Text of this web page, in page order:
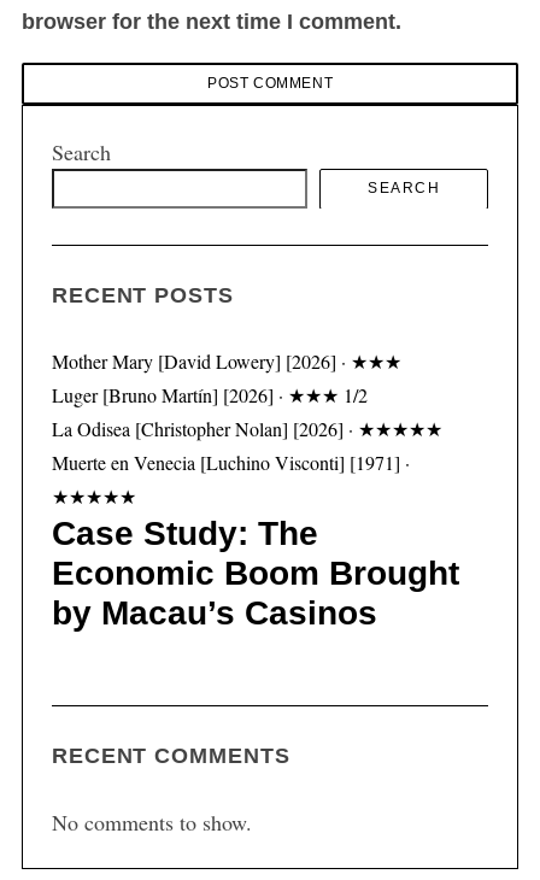
browser for the next time I comment.
Search
SEARCH
RECENT POSTS
Mother Mary [David Lowery] [2026] · ★★★
Luger [Bruno Martín] [2026] · ★★★ 1/2
La Odisea [Christopher Nolan] [2026] · ★★★★★
Muerte en Venecia [Luchino Visconti] [1971] ·
★★★★★
Case Study: The
Economic Boom Brought
by Macau’s Casinos
RECENT COMMENTS
No comments to show.